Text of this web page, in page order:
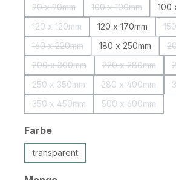
90 x 90mm 100 x 100mm
100
120 x 120mm
120 x 170mm
160 x 220mm 180 x 250mm
200 x 300mm 220 x 280mm
250 x 350mm 280 x 400mm
350 x 450mm 500 x 600mm
Farbeauswählen
transparent